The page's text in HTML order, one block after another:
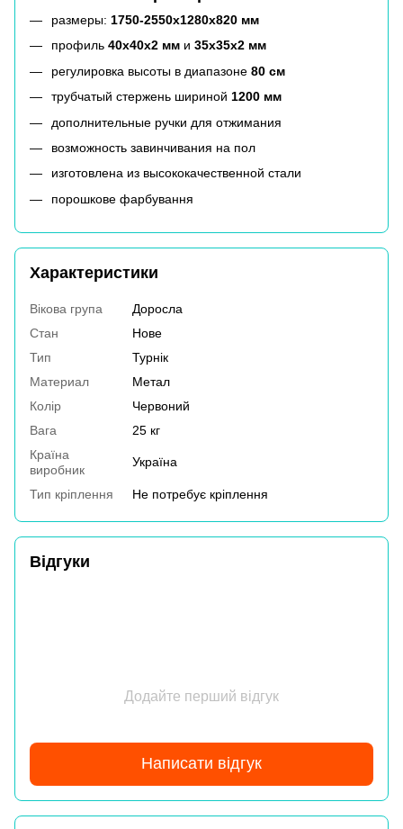
размеры: 1750-2550x1280x820 мм
профиль 40x40x2 мм и 35x35x2 мм
регулировка высоты в диапазоне 80 см
трубчатый стержень шириной 1200 мм
дополнительные ручки для отжимания
возможность завинчивания на пол
изготовлена из высококачественной стали
порошкове фарбування
Характеристики
Вікова група
Доросла
Стан
Нове
Тип
Турнік
Материал
Метал
Колір
Червоний
Вага
25 кг
Країна
виробник
Україна
Тип кріплення Не потребує кріплення
Відгуки
Додайте перший відгук
Написати відгук